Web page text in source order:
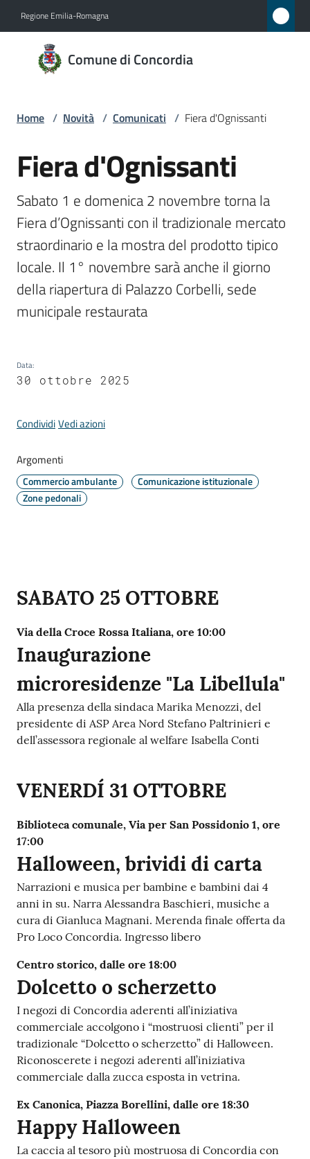
Regione Emilia-Romagna
Comune di Concordia
Comune
di
Menu selezionato
Servizi
Vivere
Concordia
Periodico
Concordia
telematico
SUE
Tutti
Seguici
Home / Novità / Comunicati / Fiera d'Ognissanti
Salta al contenuto
Fiera d'Ognissanti
Sabato 1 e domenica 2 novembre torna la
Fiera d’Ognissanti con il tradizionale mercato
straordinario e la mostra del prodotto tipico
locale. Il 1° novembre sarà anche il giorno
della riapertura di Palazzo Corbelli, sede
municipale restaurata
Data:
30 ottobre 2025
CondividiVedi azioni
Argomenti
Commercio ambulante
Comunicazione istituzionale
Zone pedonali
Contenuto
SABATO 25 OTTOBRE
Via della Croce Rossa Italiana, ore 10:00
Inaugurazione
microresidenze "La Libellula"
Alla presenza della sindaca Marika Menozzi, del
presidente di ASP Area Nord Stefano Paltrinieri e
dell’assessora regionale al welfare Isabella Conti
VENERDÍ 31 OTTOBRE
Biblioteca comunale, Via per San Possidonio 1, ore
17:00
Halloween, brividi di carta
Narrazioni e musica per bambine e bambini dai 4
anni in su. Narra Alessandra Baschieri, musiche a
cura di Gianluca Magnani. Merenda finale offerta da
Pro Loco Concordia. Ingresso libero
Centro storico, dalle ore 18:00
Dolcetto o scherzetto
I negozi di Concordia aderenti all’iniziativa
commerciale accolgono i “mostruosi clienti” per il
tradizionale “Dolcetto o scherzetto” di Halloween.
Riconoscerete i negozi aderenti all’iniziativa
commerciale dalla zucca esposta in vetrina.
Ex Canonica, Piazza Borellini, dalle ore 18:30
Happy Halloween
La caccia al tesoro più mostruosa di Concordia con